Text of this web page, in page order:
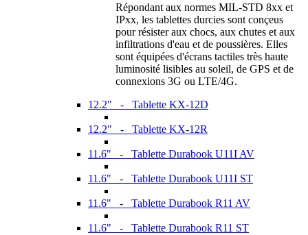
Répondant aux normes MIL-STD 8xx et
IPxx, les tablettes durcies sont conçeus
pour résister aux chocs, aux chutes et aux
infiltrations d'eau et de poussières. Elles
sont équipées d'écrans tactiles très haute
luminosité lisibles au soleil, de GPS et de
connexions 3G ou LTE/4G.
12.2" - Tablette KX-12D
12.2" - Tablette KX-12R
11.6" - Tablette Durabook U11I AV
11.6" - Tablette Durabook U11I ST
11.6" - Tablette Durabook R11 AV
11.6" - Tablette Durabook R11 ST